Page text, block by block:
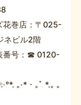
：〒025-
ネビル2階​
0120-
｡·*・｡ﾟ *.｡ ｡